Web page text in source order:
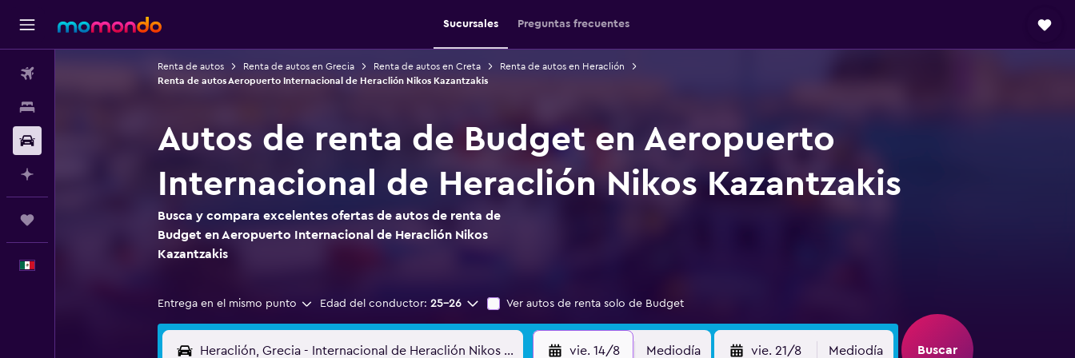
Sucursales Preguntas frecuentes
Renta de autos Renta de autos en Grecia Renta de autos en Creta
Renta de autos en Heraclión
Renta de autos Aeropuerto Internacional de Heraclión Nikos Kazantzakis
Autos de renta de Budget en Aeropuerto
Internacional de Heraclión Nikos Kazantzakis
Busca y compara excelentes ofertas de autos de renta de
Budget en Aeropuerto Internacional de Heraclión Nikos
Kazantzakis
Entrega en el mismo punto Edad del conductor: 25-26 Ver autos de renta solo de Budget
vie. 14/8 Mediodía vie. 21/8 Mediodía Buscar